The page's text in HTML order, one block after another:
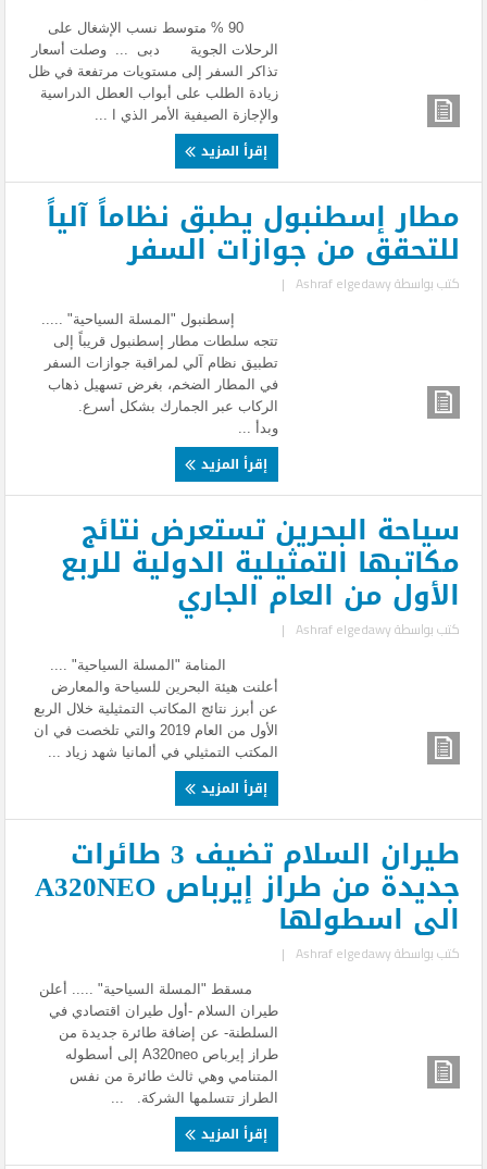
90 % متوسط نسب الإشغال على
الرحلات الجوية دبى ... وصلت أسعار
تذاكر السفر إلى مستويات مرتفعة في ظل
زيادة الطلب على أبواب العطل الدراسية
والإجازة الصيفية الأمر الذي ا ...
إقرأ المزيد
مطار إسطنبول يطبق نظاماً آلياً
للتحقق من جوازات السفر
كتب بواسطةAshraf elgedawy
|
إسطنبول "المسلة السياحية" .....
تتجه سلطات مطار إسطنبول قريباً إلى
تطبيق نظام آلي لمراقبة جوازات السفر
في المطار الضخم، بغرض تسهيل ذهاب
الركاب عبر الجمارك بشكل أسرع.
وبدأ ...
إقرأ المزيد
سياحة البحرين تستعرض نتائج
مكاتبها التمثيلية الدولية للربع
الأول من العام الجاري
كتب بواسطةAshraf elgedawy
|
المنامة "المسلة السياحية" ....
أعلنت هيئة البحرين للسياحة والمعارض
عن أبرز نتائج المكاتب التمثيلية خلال الربع
الأول من العام 2019 والتي تلخصت في ان
المكتب التمثيلي في ألمانيا شهد زياد ...
إقرأ المزيد
طيران السلام تضيف 3 طائرات
جديدة من طراز إيرباص A320NEO
الى اسطولها
كتب بواسطةAshraf elgedawy
|
مسقط "المسلة السياحية" ..... أعلن
طيران السلام -أول طيران اقتصادي في
السلطنة- عن إضافة طائرة جديدة من
طراز إيرباص A320neo إلى أسطوله
المتنامي وهي ثالث طائرة من نفس
الطراز تتسلمها الشركة. ...
إقرأ المزيد